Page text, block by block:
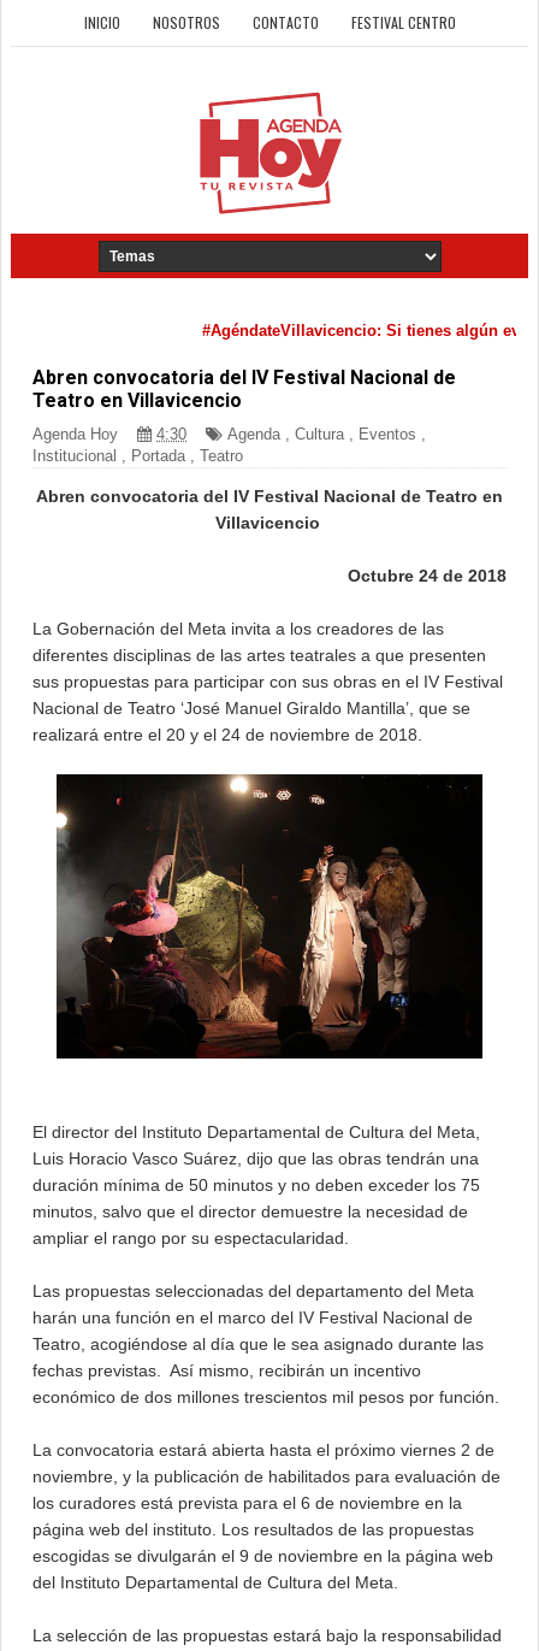
INICIO NOSOTROS CONTACTO FESTIVAL CENTRO
#AgéndateVillavicencio: Si tienes algún
Abren convocatoria del IV Festival Nacional de
Teatro en Villavicencio
Agenda Hoy 4:30 Agenda Cultura Eventos
Institucional
Portada Teatro
Abren convocatoria del IV Festival Nacional de Teatro en
Villavicencio
Octubre 24 de 2018
La Gobernación del Meta invita a los creadores de las
diferentes disciplinas de las artes teatrales a que presenten
sus propuestas para participar con sus obras en el IV Festival
Nacional de Teatro ‘José Manuel Giraldo Mantilla’, que se
realizará entre el 20 y el 24 de noviembre de 2018.
El director del Instituto Departamental de Cultura del Meta,
Luis Horacio Vasco Suárez, dijo que las obras tendrán una
duración mínima de 50 minutos y no deben exceder los 75
minutos, salvo que el director demuestre la necesidad de
ampliar el rango por su espectacularidad.
Las propuestas seleccionadas del departamento del Meta
harán una función en el marco del IV Festival Nacional de
Teatro, acogiéndose al día que le sea asignado durante las
fechas previstas. Así mismo, recibirán un incentivo
económico de dos millones trescientos mil pesos por función.
La convocatoria estará abierta hasta el próximo viernes 2 de
noviembre, y la publicación de habilitados para evaluación de
los curadores está prevista para el 6 de noviembre en la
página web del instituto. Los resultados de las propuestas
escogidas se divulgarán el 9 de noviembre en la página web
del Instituto Departamental de Cultura del Meta.
La selección de las propuestas estará bajo la responsabilidad